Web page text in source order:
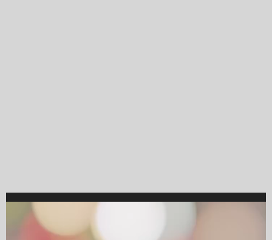
Video
Player